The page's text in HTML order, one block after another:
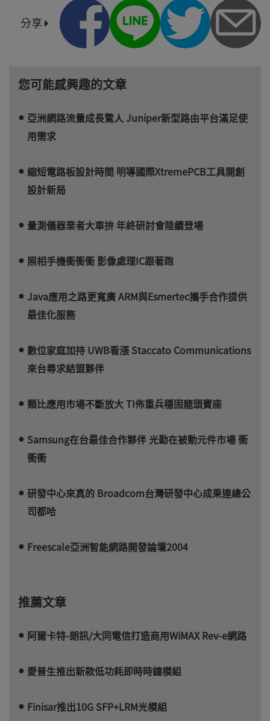
分享
您可能感興趣的文章
亞洲網路流量成長驚人 Juniper新型路由平台滿足使
用需求
縮短電路板設計時間 明導國際XtremePCB工具開創
設計新局
量測儀器業者大車拚 年終研討會陸續登場
照相手機衝衝衝 影像處理IC跟著跑
Java應用之路更寬廣 ARM與Esmertec攜手合作提供
最佳化服務
數位家庭加持 UWB看漲 Staccato Communications
來台尋求結盟夥伴
類比應用市場不斷放大 TI佈重兵穩固龍頭寶座
Samsung在台最佳合作夥伴 光勤在被動元件市場 衝
衝衝
研發中心來真的 Broadcom台灣研發中心成果連總公
司都哈
Freescale亞洲智能網路開發論壇2004
推薦文章
阿爾卡特-朗訊/大同電信打造商用WiMAX Rev-e網路
愛普生推出新款低功耗即時時鐘模組
Finisar推出10G SFP+LRM光模組